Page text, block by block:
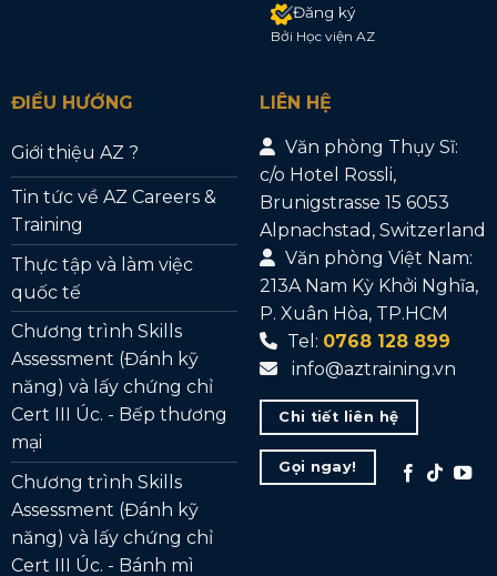
Đăng ký
Bởi Học viện AZ
ĐIỀU HƯỚNG
Giới thiệu AZ ?
Tin tức về AZ Careers &
Training
Thực tập và làm việc
quốc tế
Chương trình Skills
Assessment (Đánh kỹ
năng) và lấy chứng chỉ
Cert III Úc. - Bếp thương
mại
Chương trình Skills
Assessment (Đánh kỹ
năng) và lấy chứng chỉ
Cert III Úc. - Bánh mì
LIÊN HỆ
Văn phòng Thụy Sĩ:
c/o Hotel Rossli,
Brunigstrasse 15 6053
Alpnachstad, Switzerland
Văn phòng Việt Nam:
213A Nam Kỳ Khởi Nghĩa,
P. Xuân Hòa, TP.HCM
Tel: 0768 128 899
info@aztraining.vn
Chi tiết liên hệ
Gọi ngay!